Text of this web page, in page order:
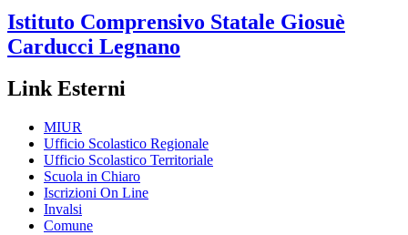
Istituto Comprensivo Statale Giosuè
Carducci Legnano
Link Esterni
MIUR
Ufficio Scolastico Regionale
Ufficio Scolastico Territoriale
Scuola in Chiaro
Iscrizioni On Line
Invalsi
Comune